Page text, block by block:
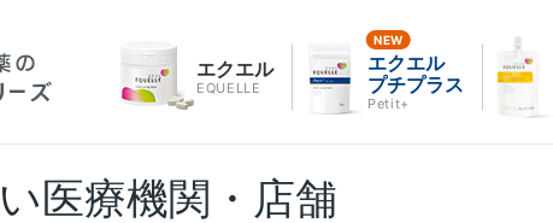
エクエル
EQUELLE
エクエル
プチプラス
Petit+
医療機関・店舗